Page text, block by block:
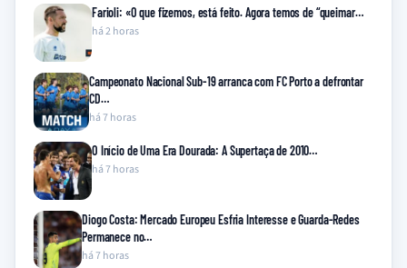
Farioli: «O que fizemos, está feito. Agora temos de “queimar…
há 2 horas
Campeonato Nacional Sub-19 arranca com FC Porto a defrontar
CD…
há 7 horas
O Início de Uma Era Dourada: A Supertaça de 2010…
há 7 horas
Diogo Costa: Mercado Europeu Esfria Interesse e Guarda-Redes
Permanece no…
há 7 horas